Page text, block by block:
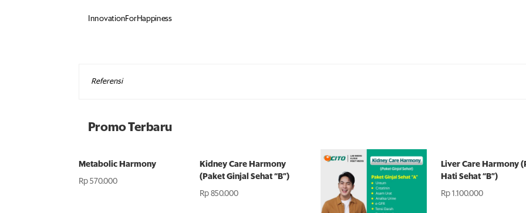
InnovationForHappiness
Referensi
Promo Terbaru
Metabolic Harmony
Rp 570.000
Kidney Care Harmony
(Paket Ginjal Sehat “B”)
Rp850.000
Liver Care Harmony
Hati Sehat “B”)
Rp 1.100.000